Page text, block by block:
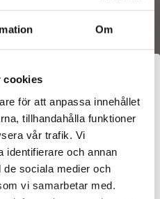
Om
cookies
för att anpassa innehållet
tillhandahålla funktioner
vår trafik. Vi
identifierare och annan
de sociala medier och
vi samarbetar med.
Webflower
kan alltid justera ditt val
på sidan.
(exkl. moms)